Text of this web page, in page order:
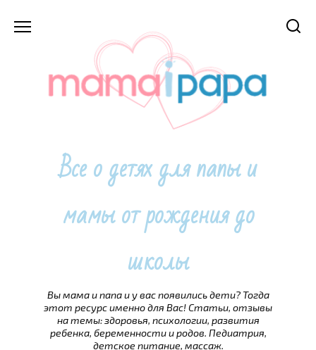
Все о детях для папы и
мамы от рождения до
школы
Вы мама и папа и у вас появились дети? Тогда
этот ресурс именно для Вас! Статьи, отзывы
на темы: здоровья, психологии, развития
ребенка, беременности и родов. Педиатрия,
детское питание, массаж.